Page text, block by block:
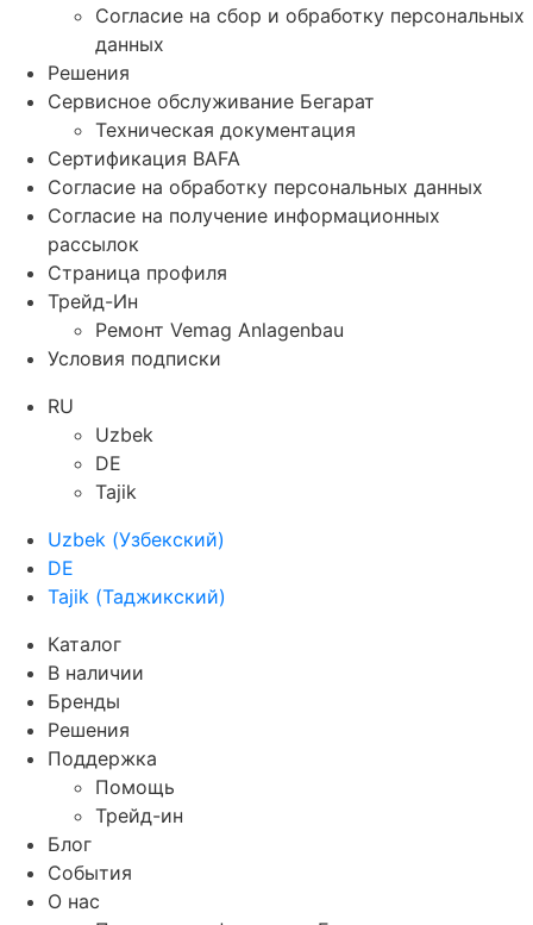
Согласие на сбор и обработку персональных
данных
Решения
Сервисное обслуживание Бегарат
Техническая документация
Сертификация BAFA
Согласие на обработку персональных данных
Согласие на получение информационных
рассылок
Страница профиля
Трейд-Ин
Ремонт Vemag Anlagenbau
Условия подписки
RU
Uzbek
DE
Tajik
Uzbek (Узбекский)
DE
Tajik (Таджикский)
Каталог
В наличии
Бренды
Решения
Поддержка
Помощь
Трейд-ин
Блог
События
О нас